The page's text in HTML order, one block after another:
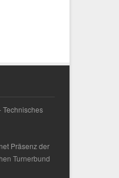
Technisches
Präsenz der
Turnerbund